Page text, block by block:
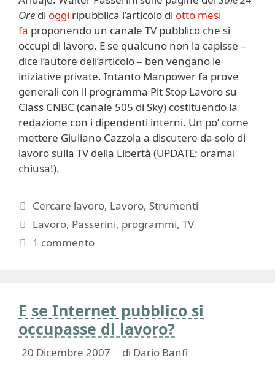
Ore di oggi ripubblica l’articolo di otto mesi
fa proponendo un canale TV pubblico che si
occupi di lavoro. E se qualcuno non la capisse –
dice l’autore dell’articolo – ben vengano le
iniziative private. Intanto Manpower fa prove
generali con il programma Pit Stop Lavoro su
Class CNBC (canale 505 di Sky) costituendo la
redazione con i dipendenti interni. Un po’ come
mettere Giuliano Cazzola a discutere da solo di
lavoro sulla TV della Libertà (UPDATE: oramai
chiusa!).
Categorie
Cercare lavoro, Lavoro, Strumenti
Tag
Lavoro, Passerini, programmi,TV
1 commento
E se Internet pubblico si
occupasse di lavoro?
20 Dicembre 2007 di Dario Banfi